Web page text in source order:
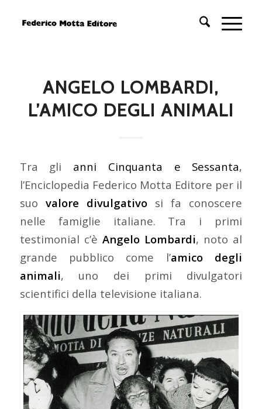
ANGELO LOMBARDI,
L’AMICO DEGLI ANIMALI
Tra gli anni Cinquanta e Sessanta,
l’Enciclopedia Federico Motta Editore per il
suo valore divulgativosi fa conoscere
nelle famiglie italiane. Tra i primi
testimonial c’è Angelo Lombardi, noto al
grande pubblico come l’amico degli
animali, uno dei primi divulgatori
scientifici della televisione italiana.